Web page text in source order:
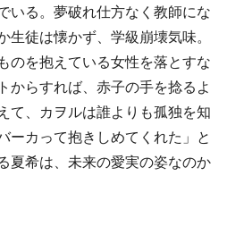
いる。夢破れ仕方なく教師にな
徒は懐かず、学級崩壊気味。
のを抱えている女性を落とすな
からすれば、赤子の手を捻るよ
て、カヲルは誰よりも孤独を知
ーカって抱きしめてくれた」と
夏希は、未来の愛実の姿なのか